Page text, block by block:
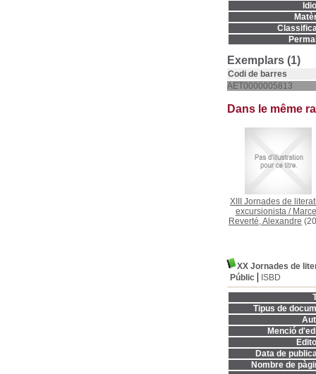
Exemplars (1)
Codi de barres
AET0000005813
Dans le même
XIII Jornades de
excursionista/
Reverté, Alexandre
XX Jornades de
Públic
ISBD
Tipus de
Menció
Data de
Nombre de